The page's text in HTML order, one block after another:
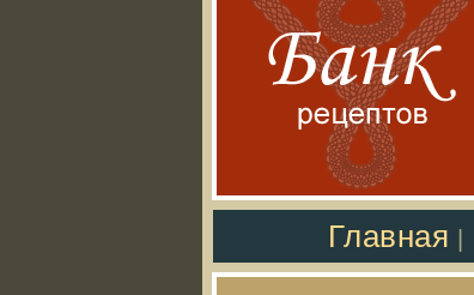
Главная